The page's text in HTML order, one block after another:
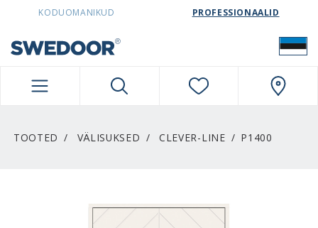
SWEDOORESTONIA NAVIGATION
KODUOMANIKUD PROFESSIONAALID
TOOTED VÄLISUKSED CLEVER-LINE P1400